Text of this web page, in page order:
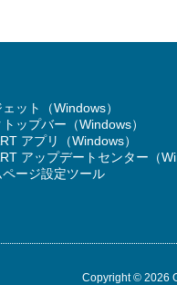
ット（Windows）
ップバー（Windows）
アプリ（Windows）
アップデートセンター（
ページ設定ツール
Copyright © 2026